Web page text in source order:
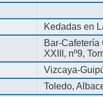
Kedadas en
Bar-
XXIII, nº9,
Vizcaya-
Toledo,